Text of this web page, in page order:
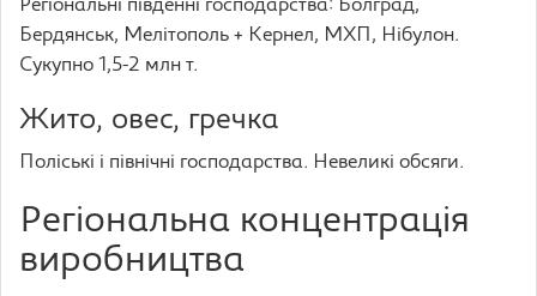
Регіональні південні господарства: Болград,
Бердянськ, Мелітополь + Кернел, МХП, Нібулон.
Сукупно 1,5-2 млн т.
Жито, овес, гречка
Поліські і північні господарства. Невеликі обсяги.
Регіональна концентрація
виробництва